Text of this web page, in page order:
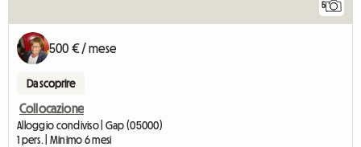
5
500 € / mese
Da scoprire
Collocazione
Alloggio condiviso | Gap (05000)
1 pers. | Minimo 6 mesi